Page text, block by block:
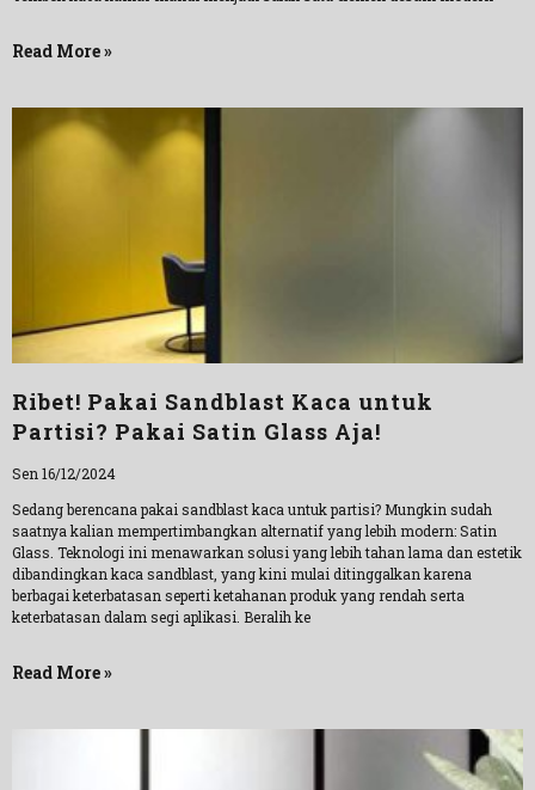
Read More »
Ribet! Pakai Sandblast Kaca untuk
Partisi? Pakai Satin Glass Aja!
Sen 16/12/2024
Sedang berencana pakai sandblast kaca untuk partisi? Mungkin sudah
saatnya kalian mempertimbangkan alternatif yang lebih modern: Satin
Glass. Teknologi ini menawarkan solusi yang lebih tahan lama dan estetik
dibandingkan kaca sandblast, yang kini mulai ditinggalkan karena
berbagai keterbatasan seperti ketahanan produk yang rendah serta
keterbatasan dalam segi aplikasi. Beralih ke
Read More »